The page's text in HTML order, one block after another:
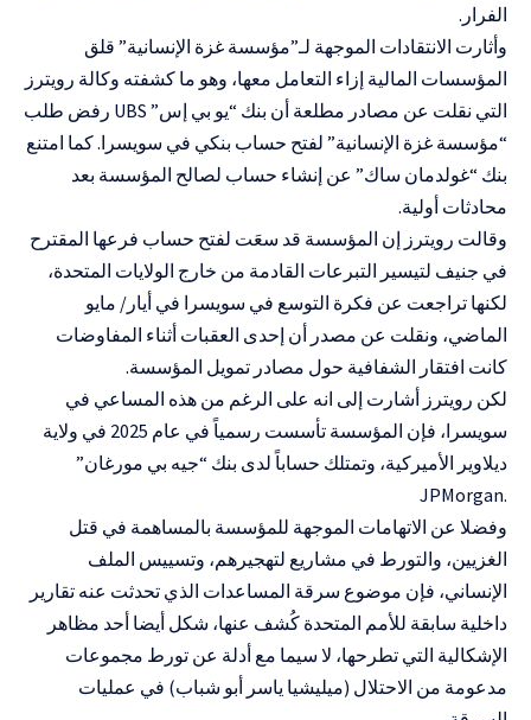
الفرار.
وأثارت الانتقادات الموجهة لـ”مؤسسة غزة الإنسانية” قلق
المؤسسات المالية إزاء التعامل معها، وهو ما كشفته وكالة رويترز
التي نقلت عن مصادر مطلعة أن بنك “يو بي إس” UBS رفض طلب
“مؤسسة غزة الإنسانية” لفتح حساب بنكي في سويسرا. كما امتنع
بنك “غولدمان ساك” عن إنشاء حساب لصالح المؤسسة بعد
محادثات أولية.
وقالت رويترز إن المؤسسة قد سعَت لفتح حساب فرعها المقترح
في جنيف لتيسير التبرعات القادمة من خارج الولايات المتحدة،
لكنها تراجعت عن فكرة التوسع في سويسرا في أيار/ مايو
الماضي، ونقلت عن مصدر أن إحدى العقبات أثناء المفاوضات
كانت افتقار الشفافية حول مصادر تمويل المؤسسة.
لكن رويترز أشارت إلى انه على الرغم من هذه المساعي في
سويسرا، فإن المؤسسة تأسست رسمياً في عام 2025 في ولاية
ديلاوير الأميركية، وتمتلك حساباً لدى بنك “جيه بي مورغان”
.JPMorgan
وفضلا عن الاتهامات الموجهة للمؤسسة بالمساهمة في قتل
الغزيين، والتورط في مشاريع لتهجيرهم، وتسييس الملف
الإنساني، فإن موضوع سرقة المساعدات الذي تحدثت عنه تقارير
داخلية سابقة للأمم المتحدة كُشف عنها، شكل أيضا أحد مظاهر
الإشكالية التي تطرحها، لا سيما مع أدلة عن تورط مجموعات
مدعومة من الاحتلال (ميليشيا ياسر أبو شباب) في عمليات